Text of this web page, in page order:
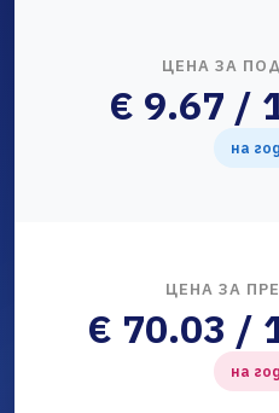
ЦЕНА ЗА
€ 9.67 /
на
ЦЕНА ЗА
€ 70.03 /
на